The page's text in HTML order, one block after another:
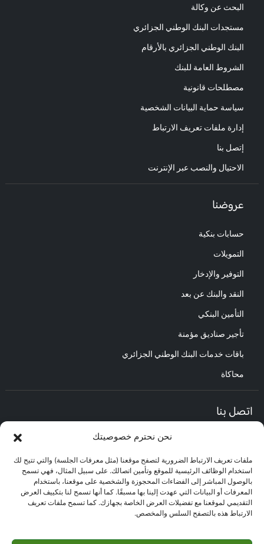
نحن نحترم خصوصيتك
ملفات تعريف الارتباط الضرورية لتصفح موقعنا (مثل معرفات الجلسة) والتي تتيح لك
استخدام الوظائف الرئيسية للموقع وتأمين اتصالك. على سبيل المثال، فهي تسمح
بالوصول المباشر إلى الفضاءات المحجوزة والشخصية على موقعنا، باستخدام
المعرفات أو البيانات التي عهدت إلينا بها مسبقًا. كما أنها تسمح لنا بتكييف العرض
التقديمي لموقعنا مع تفضيلات العرض الخاصة بجهازك. كما تسمح ملفات تعريف
الارتباط هذه بالتصفح السلس والمخصص.
البحث عن وكالة
مستجدات البنك الوطني الجزائري
البنك الوطني الجزائري بالأرقام
الشروط العامة للبنك
مصطلحات قانونية
سياسة حماية البيانات الشخصية
إدارة ملفات تعريف الارتباط
إتصل بنا
الاحتيال والنصب عبر الإنترنت
عروضنا
حسابات بنكية
التمويلات
التوفير والإدخار
النقد والبنك عن بعد
التأمين البنكي
تأجير صناديق مؤمنة
باقات خدمات البنك الوطني الجزائري
محاكاة
اتصل بنا
مركز العلاقات مع الزبائن :
البريد الإلكتروني : CEC@bna.dz
العنوان : حي الأعمال باب الزوار.
الهاتف: 3306/0770.20.33.06
مركز الاتصال :3306